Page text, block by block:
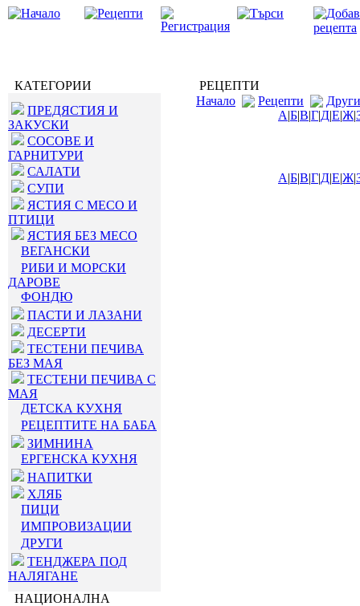
КАТЕГОРИИ
ПРЕДЯСТИЯ И
ЗАКУСКИ
СОСОВЕ И
ГАРНИТУРИ
САЛАТИ
СУПИ
ЯСТИЯ С МЕСО И
ПТИЦИ
ЯСТИЯ БЕЗ МЕСО
ВЕГАНСКИ
РИБИ И МОРСКИ
ДАРОВЕ
ФОНДЮ
ПАСТИ И ЛАЗАНИ
ДЕСЕРТИ
ТЕСТЕНИ ПЕЧИВА
БЕЗ МАЯ
ТЕСТЕНИ ПЕЧИВА С
МАЯ
ДЕТСКА КУХНЯ
РЕЦЕПТИТЕ НА БАБА
ЗИМНИНА
ЕРГЕНСКА КУХНЯ
НАПИТКИ
ХЛЯБ
ПИЦИ
ИМПРОВИЗАЦИИ
ДРУГИ
ТЕНДЖЕРА ПОД
НАЛЯГАНЕ
НАЦИОНАЛНА
РЕЦЕПТИ
Начало
Рецепти
Други
А|Б|В|Г|Д|Е|Ж|
А|Б|В|Г|Д|Е|Ж|